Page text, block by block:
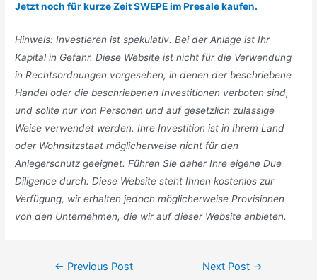
Jetzt noch für kurze Zeit $WEPE im Presale kaufen.
Hinweis: Investieren ist spekulativ. Bei der Anlage ist Ihr
Kapital in Gefahr. Diese Website ist nicht für die Verwendung
in Rechtsordnungen vorgesehen, in denen der beschriebene
Handel oder die beschriebenen Investitionen verboten sind,
und sollte nur von Personen und auf gesetzlich zulässige
Weise verwendet werden. Ihre Investition ist in Ihrem Land
oder Wohnsitzstaat möglicherweise nicht für den
Anlegerschutz geeignet. Führen Sie daher Ihre eigene Due
Diligence durch. Diese Website steht Ihnen kostenlos zur
Verfügung, wir erhalten jedoch möglicherweise Provisionen
von den Unternehmen, die wir auf dieser Website anbieten.
Post← Previous Post Next Post →